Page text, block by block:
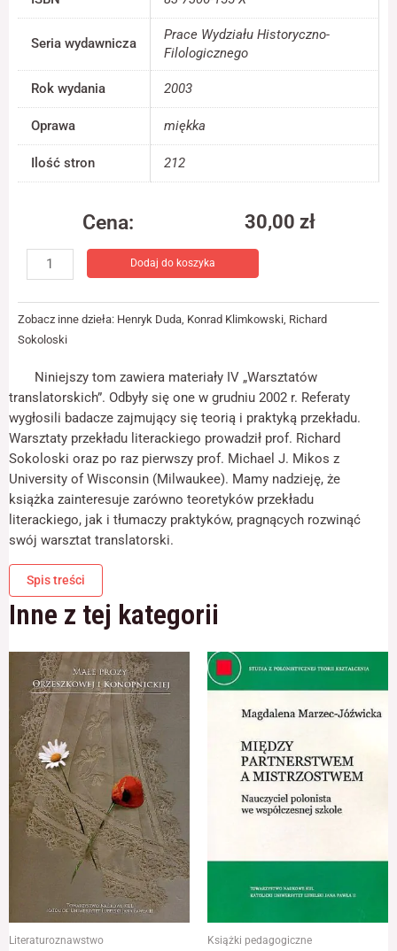
Seria wydawnicza
Prace Wydziału Historyczno-
Filologicznego
Rok wydania 2003
Oprawa miękka
Ilość stron 212
Cena: 30,00 zł
ilość
Warsztaty
Workshop
on
translation
Dodaj do koszyka
Zobacz inne dzieła: Henryk Duda Konrad Klimkowski Richard
Sokoloski
Niniejszy tom zawiera materiały IV „Warsztatów
translatorskich”. Odbyły się one w grudniu 2002 r. Referaty
wygłosili badacze zajmujący się teorią i praktyką przekładu.
Warsztaty przekładu literackiego prowadził prof. Richard
Sokoloski oraz po raz pierwszy prof. Michael J. Mikos z
University of Wisconsin (Milwaukee). Mamy nadzieję, że
książka zainteresuje zarówno teoretyków przekładu
literackiego, jak i tłumaczy praktyków, pragnących rozwinąć
swój warsztat translatorski.
Spis treści
Inne z tej kategorii
Literaturoznawstwo Książki pedagogiczne
Doświadczenie
internetowa
odrzucisz te pliki
funkcje znikną ze
strony
internetowej.
Marketing
Udostępniając
zachowania
podczas
odwiedzania naszej
strony, zwiększasz
szansę na
zobaczenie
spersonalizowanych
treści i ofert.